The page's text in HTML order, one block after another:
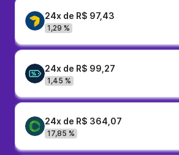
24x de R$ 97,43
1,29 %
24x de R$ 99,27
1,45 %
24x de R$ 364,07
17,85 %